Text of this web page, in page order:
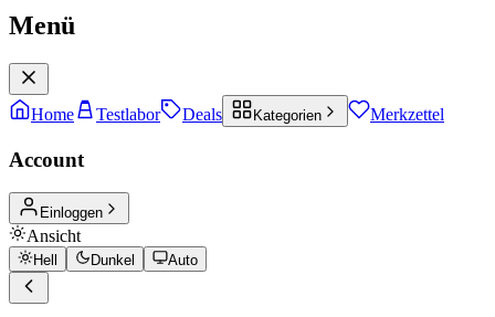
Menü
Home Testlabor Deals Kategorien Merkzettel
Account
Einloggen
Ansicht
Hell Dunkel Auto